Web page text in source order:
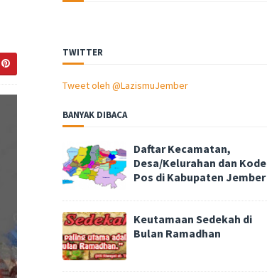
TWITTER
Tweet oleh @LazismuJember
BANYAK DIBACA
Daftar Kecamatan,
Desa/Kelurahan dan Kode
Pos di Kabupaten Jember
Keutamaan Sedekah di
Bulan Ramadhan